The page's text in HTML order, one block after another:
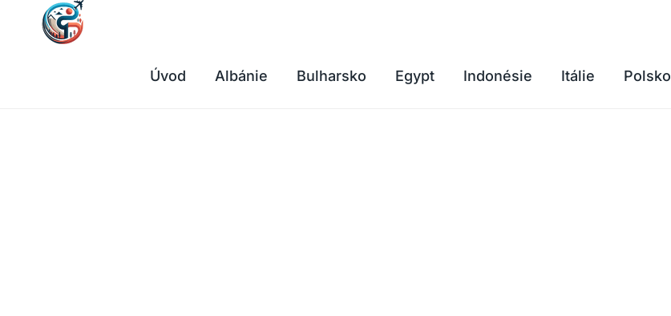
Přeskočit
Úvod Albánie Bulharsko Egypt Indonésie Itálie Polsko